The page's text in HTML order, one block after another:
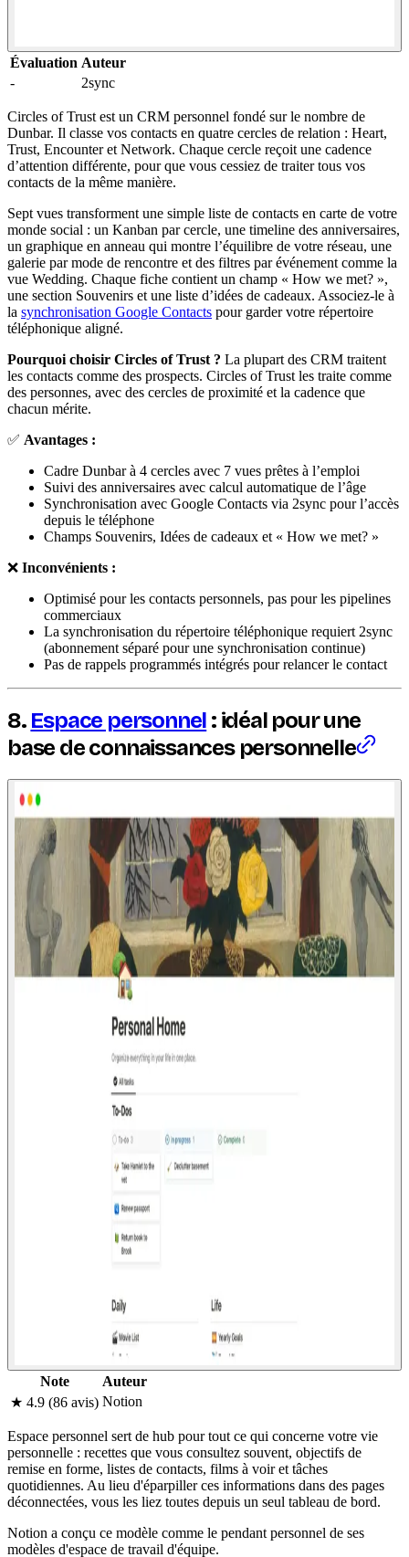
Évaluation Auteur
-
2sync
Circles of Trust est un CRM personnel fondé sur le nombre de
Dunbar. Il classe vos contacts en quatre cercles de relation : Heart,
Trust, Encounter et Network. Chaque cercle reçoit une cadence
d’attention différente, pour que vous cessiez de traiter tous vos
contacts de la même manière.
Sept vues transforment une simple liste de contacts en carte de votre
monde social : un Kanban par cercle, une timeline des anniversaires,
un graphique en anneau qui montre l’équilibre de votre réseau, une
galerie par mode de rencontre et des filtres par événement comme la
vue Wedding. Chaque fiche contient un champ « How we met? »,
une section Souvenirs et une liste d’idées de cadeaux. Associez-le à
la synchronisation Google Contacts pour garder votre répertoire
téléphonique aligné.
Pourquoi choisir Circles of Trust ? La plupart des CRM traitent
les contacts comme des prospects. Circles of Trust les traite comme
des personnes, avec des cercles de proximité et la cadence que
chacun mérite.
✅ Avantages :
Cadre Dunbar à 4 cercles avec 7 vues prêtes à l’emploi
Suivi des anniversaires avec calcul automatique de l’âge
Synchronisation avec Google Contacts via 2sync pour l’accès
depuis le téléphone
Champs Souvenirs, Idées de cadeaux et « How we met? »
❌ Inconvénients :
Optimisé pour les contacts personnels, pas pour les pipelines
commerciaux
La synchronisation du répertoire téléphonique requiert 2sync
(abonnement séparé pour une synchronisation continue)
Pas de rappels programmés intégrés pour relancer le contact
8. Espace personnel : idéal pour une
base de connaissances personnelle
Note
Auteur
★ 4.9 (86 avis) Notion
Espace personnel sert de hub pour tout ce qui concerne votre vie
personnelle : recettes que vous consultez souvent, objectifs de
remise en forme, listes de contacts, films à voir et tâches
quotidiennes. Au lieu d'éparpiller ces informations dans des pages
déconnectées, vous les liez toutes depuis un seul tableau de bord.
Notion a conçu ce modèle comme le pendant personnel de ses
modèles d'espace de travail d'équipe.